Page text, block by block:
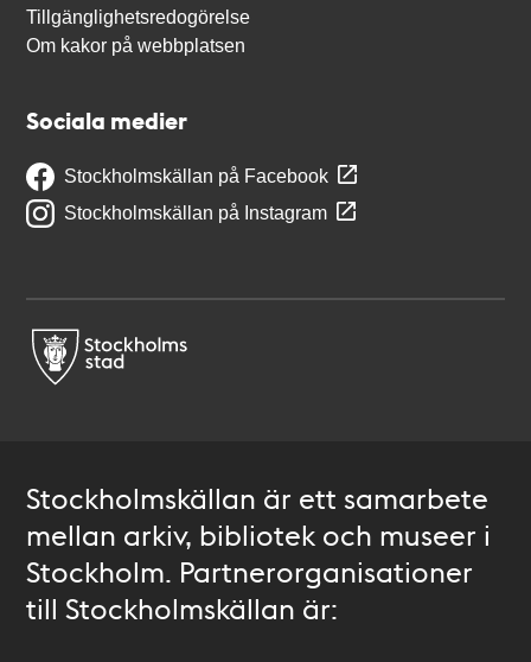
Tillgänglighetsredogörelse
Om kakor på webbplatsen
Sociala medier
Stockholmskällan på Facebook
Stockholmskällan på Instagram
Stockholmskällan är ett samarbete
mellan arkiv, bibliotek och museer i
Stockholm. Partnerorganisationer
till Stockholmskällan är: